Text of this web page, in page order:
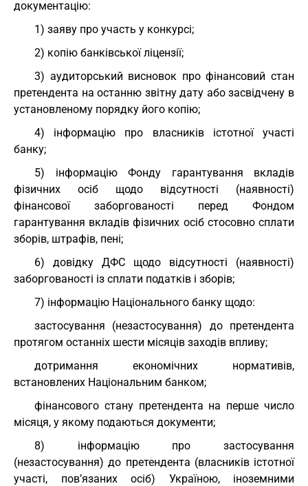
документацію:
1) заяву про участь у конкурсі;
2) копію банківської ліцензії;
3) аудиторський висновок про фінансовий стан
претендента на останню звітну дату або засвідчену в
установленому порядку його копію;
4) інформацію про власників істотної участі
банку;
5) інформацію Фонду гарантування вкладів
фізичних осіб щодо відсутності (наявності)
фінансової заборгованості перед Фондом
гарантування вкладів фізичних осіб стосовно сплати
зборів, штрафів, пені;
6) довідку ДФС щодо відсутності (наявності)
заборгованості із сплати податків і зборів;
7) інформацію Національного банку щодо:
застосування (незастосування) до претендента
протягом останніх шести місяців заходів впливу;
дотримання економічних нормативів,
встановлених Національним банком;
фінансового стану претендента на перше число
місяця, у якому подаються документи;
8) інформацію про застосування
(незастосування) до претендента (власників істотної
участі, пов’язаних осіб) Україною, іноземними